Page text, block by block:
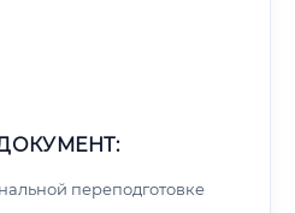
переподготовке